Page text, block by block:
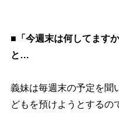
■「今週末は何してます
と…
義妹は毎週末の予定を聞
どもを預けようとするの